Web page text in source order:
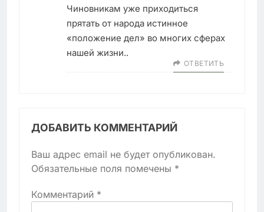
Чиновникам уже приходиться
прятать от народа истинное
«положение дел» во многих сферах
нашей жизни..
ОТВЕТИТЬ
ДОБАВИТЬ КОММЕНТАРИЙ
Ваш адрес email не будет опубликован.
Обязательные поля помечены *
Комментарий *